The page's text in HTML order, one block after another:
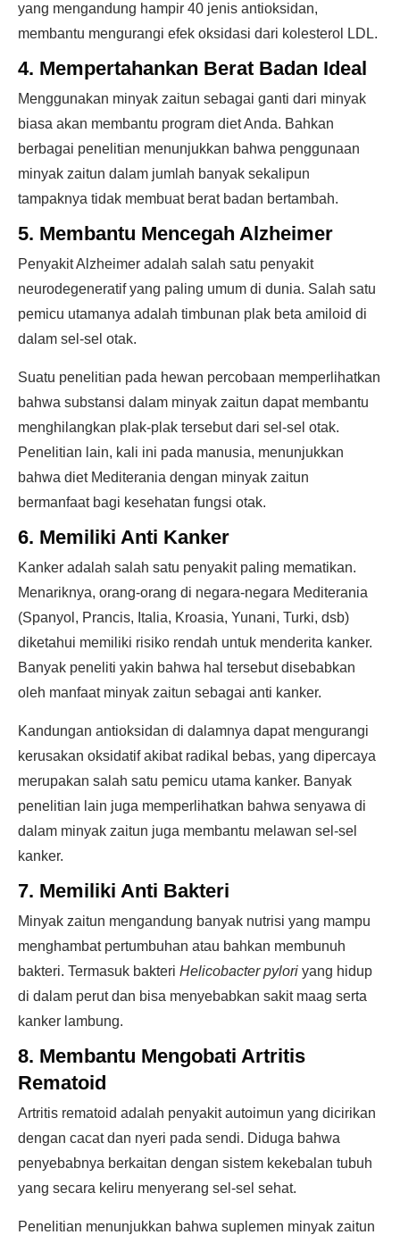
yang mengandung hampir 40 jenis antioksidan,
membantu mengurangi efek oksidasi dari kolesterol LDL.
4. Mempertahankan Berat Badan Ideal
Menggunakan minyak zaitun sebagai ganti dari minyak
biasa akan membantu program diet Anda. Bahkan
berbagai penelitian menunjukkan bahwa penggunaan
minyak zaitun dalam jumlah banyak sekalipun
tampaknya tidak membuat berat badan bertambah.
5. Membantu Mencegah Alzheimer
Penyakit Alzheimer adalah salah satu penyakit
neurodegeneratif yang paling umum di dunia. Salah satu
pemicu utamanya adalah timbunan plak beta amiloid di
dalam sel-sel otak.
Suatu penelitian pada hewan percobaan memperlihatkan
bahwa substansi dalam minyak zaitun dapat membantu
menghilangkan plak-plak tersebut dari sel-sel otak.
Penelitian lain, kali ini pada manusia, menunjukkan
bahwa diet Mediterania dengan minyak zaitun
bermanfaat bagi kesehatan fungsi otak.
6. Memiliki Anti Kanker
Kanker adalah salah satu penyakit paling mematikan.
Menariknya, orang-orang di negara-negara Mediterania
(Spanyol, Prancis, Italia, Kroasia, Yunani, Turki, dsb)
diketahui memiliki risiko rendah untuk menderita kanker.
Banyak peneliti yakin bahwa hal tersebut disebabkan
oleh manfaat minyak zaitun sebagai anti kanker.
Kandungan antioksidan di dalamnya dapat mengurangi
kerusakan oksidatif akibat radikal bebas, yang dipercaya
merupakan salah satu pemicu utama kanker. Banyak
penelitian lain juga memperlihatkan bahwa senyawa di
dalam minyak zaitun juga membantu melawan sel-sel
kanker.
7. Memiliki Anti Bakteri
Minyak zaitun mengandung banyak nutrisi yang mampu
menghambat pertumbuhan atau bahkan membunuh
bakteri. Termasuk bakteri Helicobacter pylori yang hidup
di dalam perut dan bisa menyebabkan sakit maag serta
kanker lambung.
8. Membantu Mengobati Artritis
Rematoid
Artritis rematoid adalah penyakit autoimun yang dicirikan
dengan cacat dan nyeri pada sendi. Diduga bahwa
penyebabnya berkaitan dengan sistem kekebalan tubuh
yang secara keliru menyerang sel-sel sehat.
Penelitian menunjukkan bahwa suplemen minyak zaitun